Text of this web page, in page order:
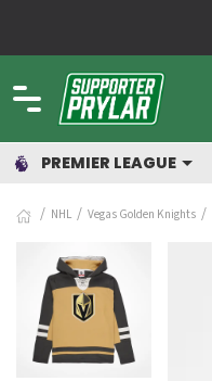
PREMIER LEAGUE
NHL Vegas Golden Knights